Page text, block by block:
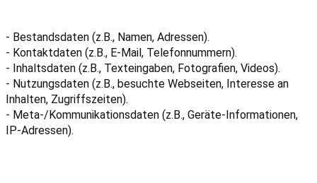
- Bestandsdaten (z.B., Namen, Adressen).
- Kontaktdaten (z.B., E-Mail, Telefonnummern).
- Inhaltsdaten (z.B., Texteingaben, Fotografien, Videos).
- Nutzungsdaten (z.B., besuchte Webseiten, Interesse an
Inhalten, Zugriffszeiten).
- Meta-/Kommunikationsdaten (z.B., Geräte-Informationen,
IP-Adressen).